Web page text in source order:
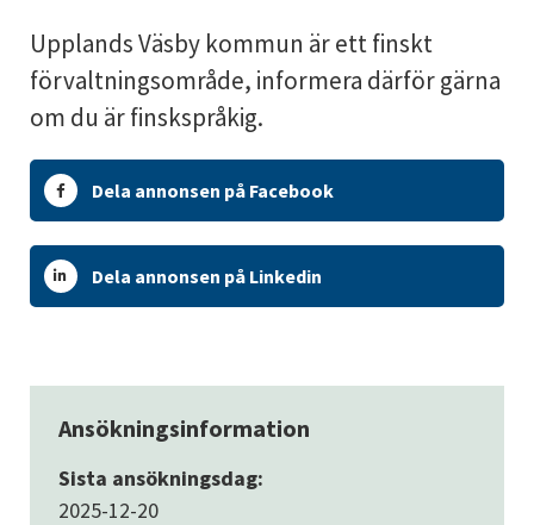
Upplands Väsby kommun är ett finskt
förvaltningsområde, informera därför gärna
om du är finskspråkig.
Dela annonsen på Facebook
Dela annonsen på Linkedin
Ansökningsinformation
Sista ansökningsdag:
2025-12-20